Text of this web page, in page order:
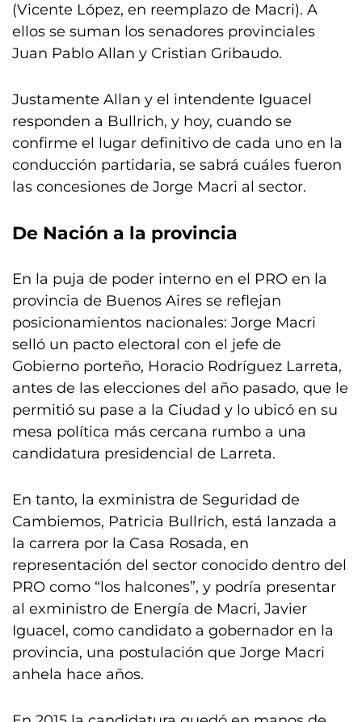
(Vicente López, en reemplazo de Macri). A
ellos se suman los senadores provinciales
Juan Pablo Allan y Cristian Gribaudo.
Justamente Allan y el intendente Iguacel
responden a Bullrich, y hoy, cuando se
confirme el lugar definitivo de cada uno en la
conducción partidaria, se sabrá cuáles fueron
las concesiones de Jorge Macri al sector.
De Nación a la provincia
En la puja de poder interno en el PRO en la
provincia de Buenos Aires se reflejan
posicionamientos nacionales: Jorge Macri
selló un pacto electoral con el jefe de
Gobierno porteño, Horacio Rodríguez Larreta,
antes de las elecciones del año pasado, que le
permitió su pase a la Ciudad y lo ubicó en su
mesa política más cercana rumbo a una
candidatura presidencial de Larreta.
En tanto, la exministra de Seguridad de
Cambiemos, Patricia Bullrich, está lanzada a
la carrera por la Casa Rosada, en
representación del sector conocido dentro del
PRO como “los halcones”, y podría presentar
al exministro de Energía de Macri, Javier
Iguacel, como candidato a gobernador en la
provincia, una postulación que Jorge Macri
anhela hace años.